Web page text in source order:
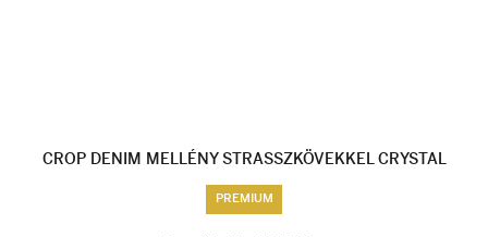
CROP DENIM MELLÉNY STRASSZKÖVEKKEL CRYSTAL
PREMIUM